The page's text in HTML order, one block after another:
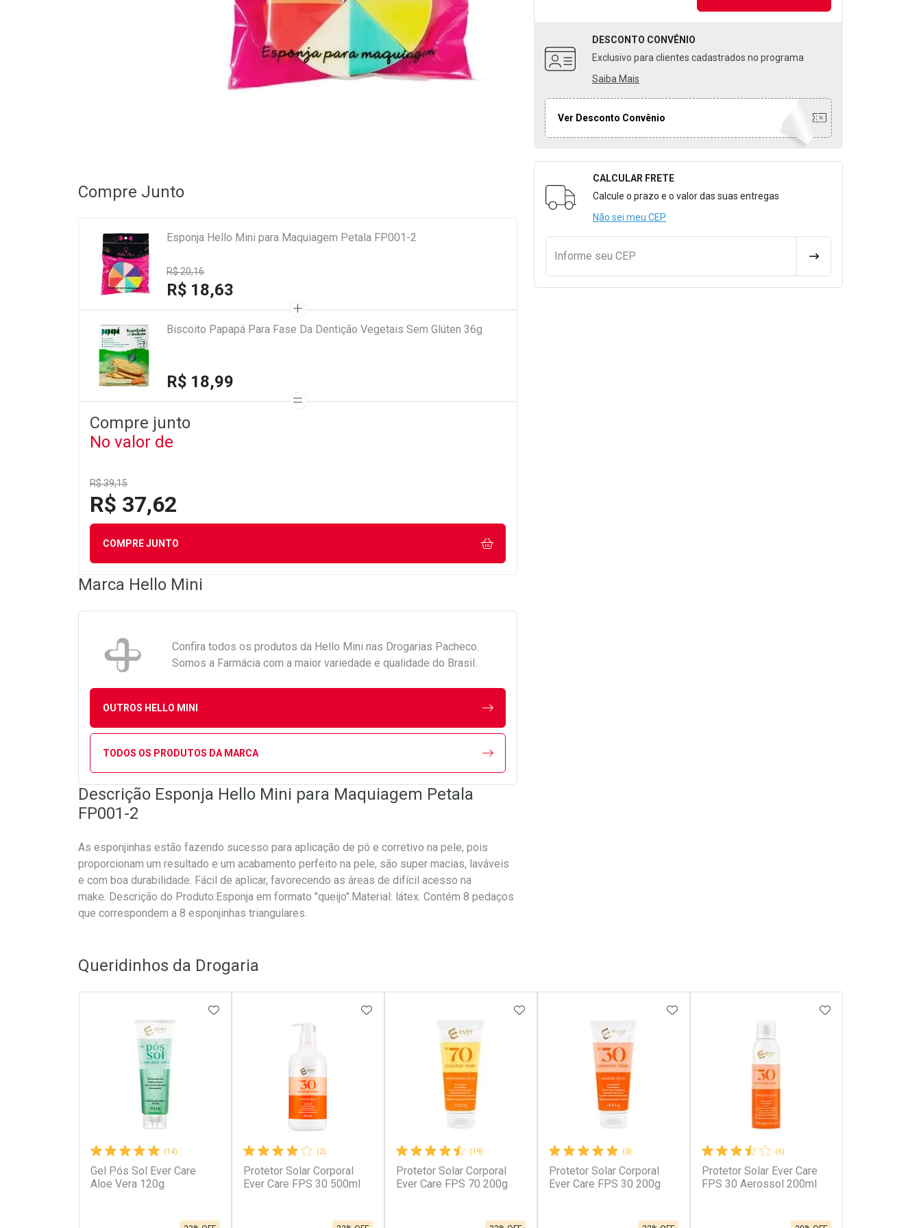
DESCONTO CONVÊNIO
Exclusivo para clientes cadastrados no programa
Saiba Mais
Ver Desconto Convênio
Formulário para Calcular o Frete
CALCULAR FRETE
Calcule o prazo e o valor das suas entregas
Não sei meu CEP
Informe seu CEP CALCULAR FRETE
Compre Junto
Esponja Hello Mini para Maquiagem Petala FP001-2
R$ 20,16
R$ 18,63
Biscoito Papapá Para Fase Da Dentição Vegetais Sem Glúten 36g
R$ 18,99
Compre junto
No valor de
R$ 39,15
R$ 37,62
COMPRE JUNTO
Marca Hello Mini
Confira todos os produtos da Hello Mini nas Drogarias Pacheco.
Somos a Farmácia com a maior variedade e qualidade do Brasil.
OUTROS HELLO MINI
TODOS OS PRODUTOS DA MARCA
Descrição Esponja Hello Mini para Maquiagem Petala
FP001-2
As esponjinhas estão fazendo sucesso para aplicação de pó e corretivo na pele, pois
proporcionam um resultado e um acabamento perfeito na pele, são super macias, laváveis
e com boa durabilidade. Fácil de aplicar, favorecendo as áreas de difícil acesso na
make. Descrição do Produto:Esponja em formato "queijo".Material: látex. Contém 8 pedaços
que correspondem a 8 esponjinhas triangulares.
Queridinhos da Drogaria
(14)
Gel Pós Sol Ever Care
Aloe Vera 120g
ADICIONAR AOS FAVORITOS
(2)
Protetor Solar Corporal
Ever Care FPS 30 500ml
ADICIONAR AOS FAVORITOS
(19)
Protetor Solar Corporal
Ever Care FPS 70 200g
ADICIONAR AOS FAVORITOS
(3)
Protetor Solar Corporal
Ever Care FPS 30 200g
ADICIONAR AOS FAVORITOS
(6)
Protetor Solar Ever Care
FPS 30 Aerossol 200ml
ADICIONAR AOS